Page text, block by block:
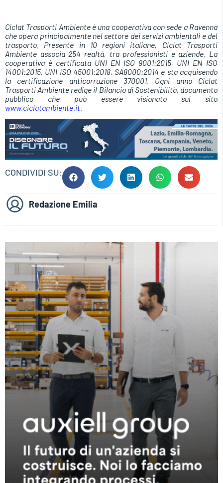
Ciclat Trasporti Ambiente è una cooperativa con sede a Ravenna
che opera principalmente nel settore dei servizi ambientali e del
trasporto. Presente in 10 regioni italiane, Ciclat Trasporti
Ambiente associa 254 realtà, tra professionisti e aziende. La
cooperativa è certificata UNI EN ISO 9001:2015, UNI EN ISO
14001:2015, UNI ISO 45001:2018, SA8000:2014 e sta acquisendo
la certificazione anticorruzione 370001. Ogni anno Ciclat
Trasporti Ambiente redige il Bilancio di Sostenibilità, documento
pubblico che può essere visionato sul sito
www.ciclatambiente.it
CONDIVIDI SU:
Redazione Emilia